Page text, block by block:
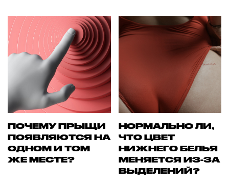
ПОЧЕМУ ПРЫЩИ
ПОЯВЛЯЮТСЯ НА
ОДНОМ И ТОМ
ЖЕ МЕСТЕ?
НОРМАЛЬНО ЛИ,
ЧТО ЦВЕТ
НИЖНЕГО БЕЛЬЯ
МЕНЯЕТСЯ ИЗ-ЗА
ВЫДЕЛЕНИЙ?